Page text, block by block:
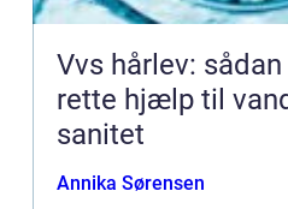
Vvs hårlev:
rette hjælp til
sanitet
Annika Sørensen